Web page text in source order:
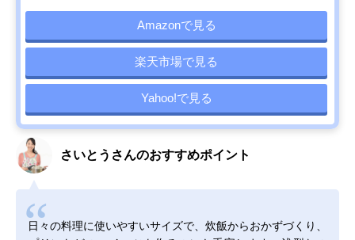
Amazonで見る
楽天市場で見る
Yahoo!で見る
さいとうさんのおすすめポイント
日々の料理に使いやすいサイズで、炊飯からおかずづくり、